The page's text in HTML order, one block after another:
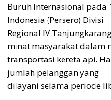
Buruh Internasional pada
Indonesia (Persero) Divisi
Regional IV
minat masyarakat dalam
transportasi kereta api.
jumlah pelanggan yang
dilayani selama periode